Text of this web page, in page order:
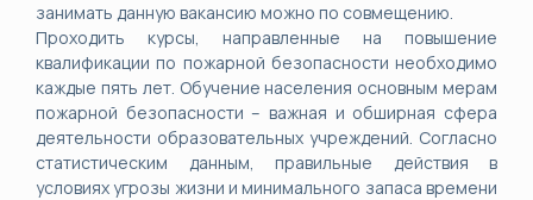
занимать данную вакансию можно по совмещению.
Проходить курсы, направленные на повышение
квалификации по пожарной безопасности необходимо
каждые пять лет. Обучение населения основным мерам
пожарной безопасности – важная и обширная сфера
деятельности образовательных учреждений. Согласно
статистическим данным, правильные действия в
условиях угрозы жизни и минимального запаса времени